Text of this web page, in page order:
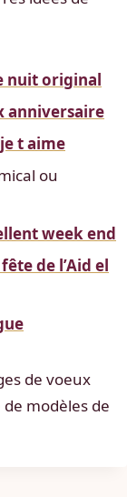
nuit original
anniversaire
t aime
ou
week end
de l’Aid el
de voeux
modèles de